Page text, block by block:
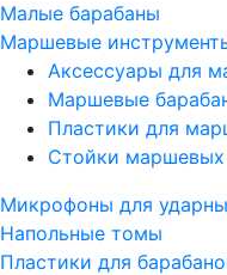
Малые барабаны
Маршевые
Аксессуары для
Маршевые
Пластики для
Стойки маршевых
Микрофоны для
Напольные томы
Пластики для